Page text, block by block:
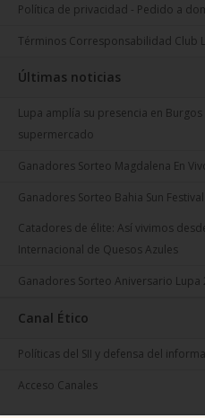
Política de privacidad - Pedido a
Términos Corresponsabilidad Club
Últimas noticias
Lupa amplía su presencia en
supermercado
Ganadores Sorteo Magdalena En
Ganadores Sorteo Bahia Sun
Catadores de élite: Así vivimos
Internacional de Quesos Azules
Ganadores Sorteo Aniversario Lupa
Canal Ético
Políticas del SII y defensa del
Acceso Canales